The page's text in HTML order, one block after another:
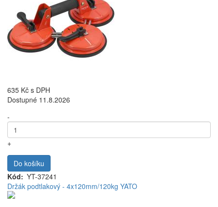
635 Kč s DPH
Dostupné 11.8.2026
-
+
Do košíku
Kód
YT-37241
Držák podtlakový - 4x120mm/120kg YATO